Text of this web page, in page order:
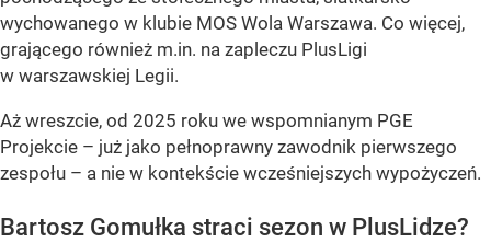
wychowanego w klubie MOS Wola Warszawa. Co więcej,
grającego również m.in. na zapleczu PlusLigi
w warszawskiej Legii.
Aż wreszcie, od 2025 roku we wspomnianym PGE
Projekcie – już jako pełnoprawny zawodnik pierwszego
zespołu – a nie w kontekście wcześniejszych wypożyczeń.
Bartosz Gomułka straci sezon w PlusLidze?